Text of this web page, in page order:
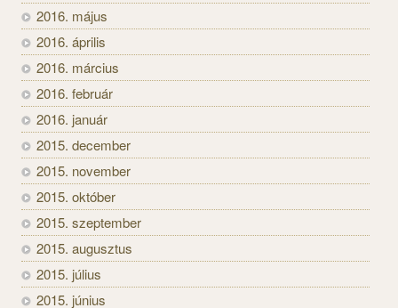
2016. május
2016. április
2016. március
2016. február
2016. január
2015. december
2015. november
2015. október
2015. szeptember
2015. augusztus
2015. július
2015. június